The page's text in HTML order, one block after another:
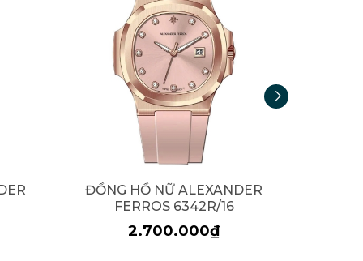
ĐỒNG HỒ NỮ ALEXANDER
FERROS 6342R/16
2.700.000₫